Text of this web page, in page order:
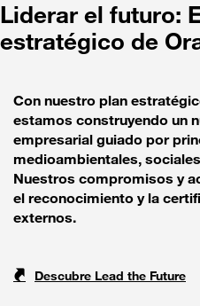
Liderar el futuro:
estratégico de
Con nuestro plan
estamos construyendo un
empresarial guiado por
medioambientales,
Nuestros compromisos y
el reconocimiento y la
externos.
Descubre Lead the Future